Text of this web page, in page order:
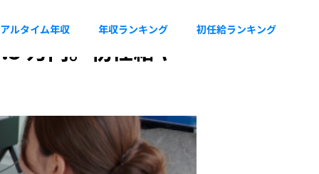
ルタイム年収 年収ランキング 初任給ランキング
万円。初任給や